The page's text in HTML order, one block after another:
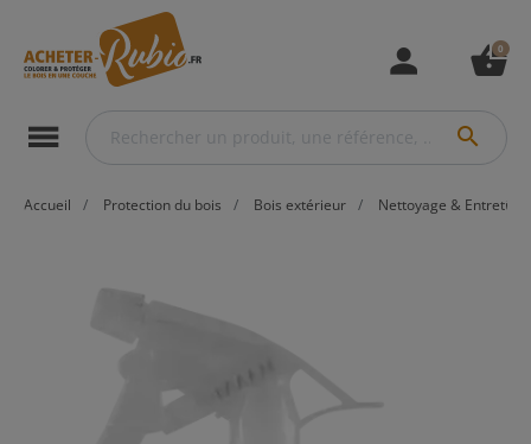
person shopping_basket
0
menu search
Accueil Protection du bois Bois extérieur Nettoyage & Entretien